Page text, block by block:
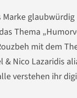
Marke glaubwürdig
Thema
mit dem
& Nico Lazaridis
verstehen ihr